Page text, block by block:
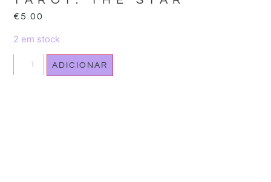
€5.00
2 em stock
ADICIONAR